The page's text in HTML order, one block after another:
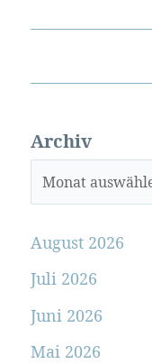
Archiv
August 2026
Juli 2026
Juni 2026
Mai 2026